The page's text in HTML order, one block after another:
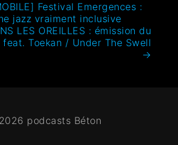
Festival Emergences :
jazz vraiment inclusive
LES OREILLES : émission du
feat. Toekan / Under The Swell
→
podcasts Béton